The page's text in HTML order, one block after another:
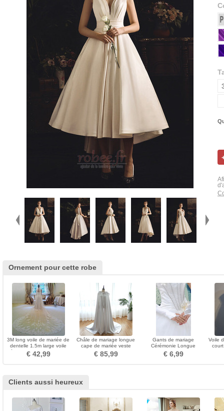
Ornement pour cette robe
3M long voile de mariée de
dentelle 1.5m large voile
d'église de mariage de voile
€ 42,99
Châle de mariage longue
cape de mariée veste
capuche en satin de
couleur
€ 85,99
Gants de mariage
Cérémonie Longue
Romantique Hiver Perle
blanc
€ 6,99
Voile
Clients aussi heureux